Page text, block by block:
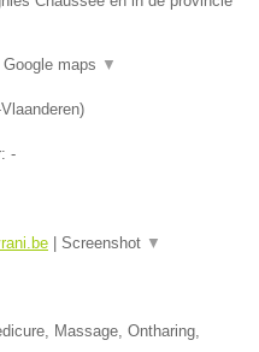
Google maps ▼
)
-
Screenshot ▼
Massage, Ontharing,